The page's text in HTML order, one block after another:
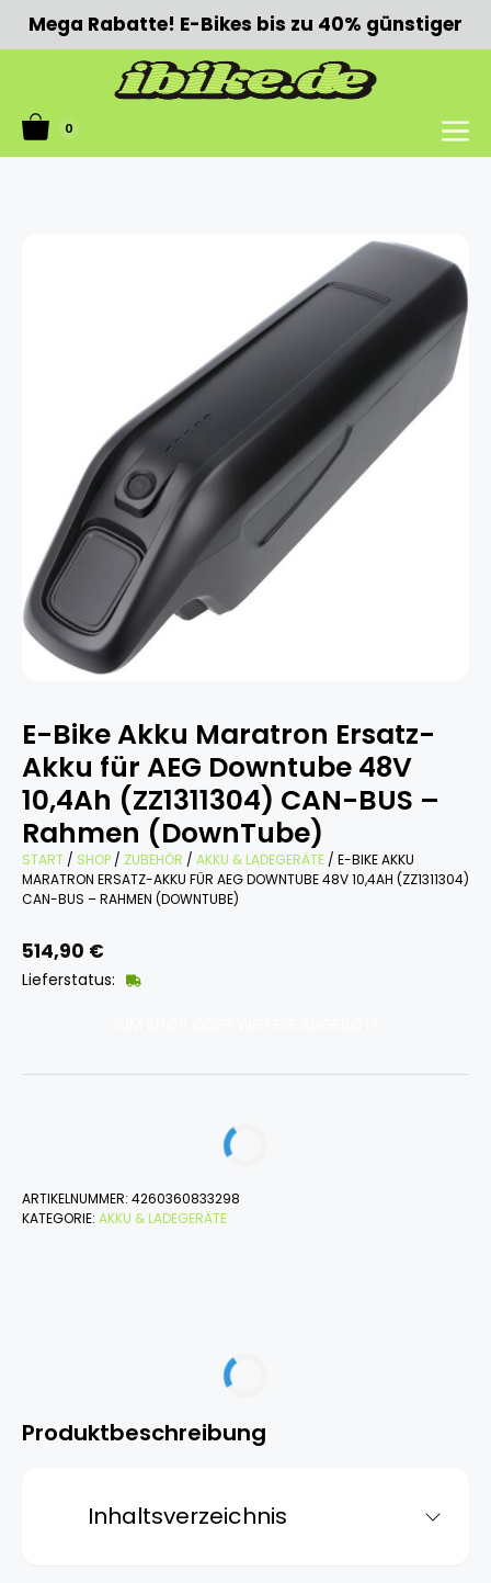
Zum
Inhalt
Mega Rabatte! E-Bikes bis zu 40% günstiger
0
Menü
E-Bike Akku Maratron Ersatz-
Akku für AEG Downtube 48V
10,4Ah (ZZ1311304) CAN-BUS –
Rahmen (DownTube)
START / SHOP / ZUBEHÖR / AKKU & LADEGERÄTE / E-BIKE AKKU
MARATRON ERSATZ-AKKU FÜR AEG DOWNTUBE 48V 10,4AH (ZZ1311304)
CAN-BUS – RAHMEN (DOWNTUBE)
514,90 €
Lieferstatus:
ARTIKELNUMMER: 4260360833298
KATEGORIE: AKKU & LADEGERÄTE
Produktbeschreibung
Inhaltsverzeichnis